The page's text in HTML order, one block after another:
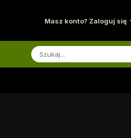
Masz konto? Zaloguj się